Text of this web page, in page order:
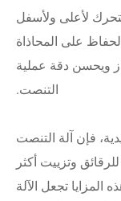
لأعلى ولأسفل
على المحاذاة
ويحسن دقة عملية
التنصت.
فإن آلة التنصت
وتزييت أكثر
المزايا تجعل الآلة